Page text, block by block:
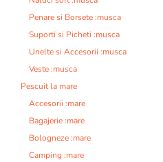
Penare si Borsete :musca
Suporti si Picheti :musca
Unelte si Accesorii :musca
Veste :musca
Pescuit la mare
Accesorii :mare
Bagajerie :mare
Bologneze :mare
Camping :mare